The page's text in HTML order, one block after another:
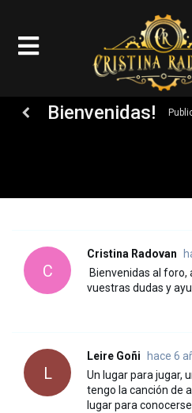
Bienvenidas!
C
Cristina Radovan
Bienvenidas al
vuestras dudas y
L
Leire Goñi
hace 6
Un lugar para jugar,
tengo la canción de
lugar para